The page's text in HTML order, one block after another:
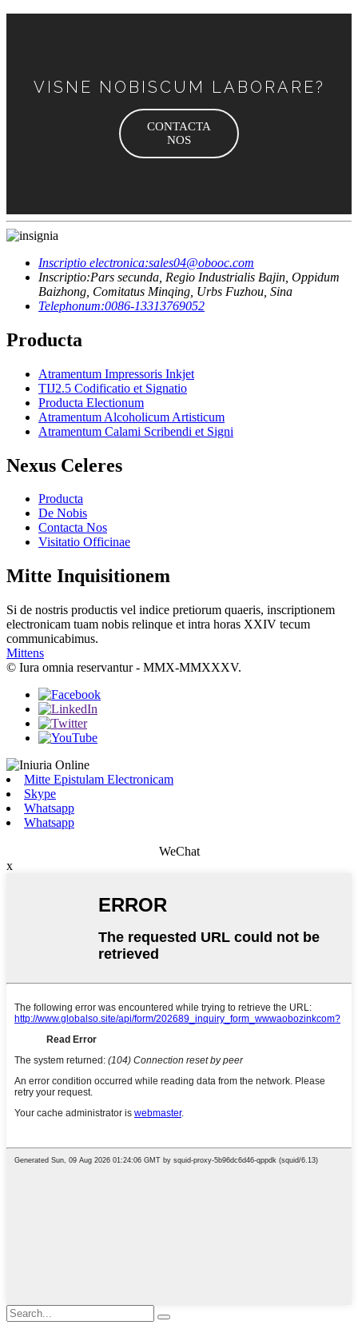
VISNE NOBISCUM LABORARE?
CONTACTA
NOS
Inscriptio electronica:sales04@obooc.com
Inscriptio:Pars secunda, Regio Industrialis Bajin, Oppidum
Baizhong, Comitatus Minqing, Urbs Fuzhou, Sina
Telephonum:0086-13313769052
Producta
Atramentum Impressoris Inkjet
TIJ2.5 Codificatio et Signatio
Producta Electionum
Atramentum Alcoholicum Artisticum
Atramentum Calami Scribendi et Signi
Nexus Celeres
Producta
De Nobis
Contacta Nos
Visitatio Officinae
Mitte Inquisitionem
Si de nostris productis vel indice pretiorum quaeris, inscriptionem
electronicam tuam nobis relinque et intra horas XXIV tecum
communicabimus.
Mittens
© Iura omnia reservantur - MMX-MMXXXV.
Mitte Epistulam Electronicam
Skype
Whatsapp
Whatsapp
WeChat
x